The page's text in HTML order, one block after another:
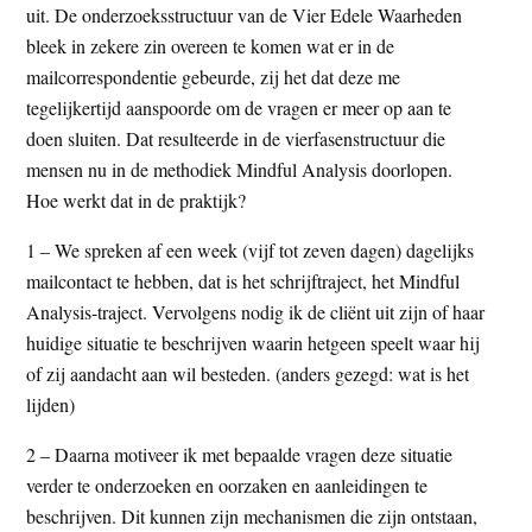
uit. De onderzoeksstructuur van de Vier Edele Waarheden
bleek in zekere zin overeen te komen wat er in de
mailcorrespondentie gebeurde, zij het dat deze me
tegelijkertijd aanspoorde om de vragen er meer op aan te
doen sluiten. Dat resulteerde in de vierfasenstructuur die
mensen nu in de methodiek Mindful Analysis doorlopen.
Hoe werkt dat in de praktijk?
1 – We spreken af een week (vijf tot zeven dagen) dagelijks
mailcontact te hebben, dat is het schrijftraject, het Mindful
Analysis-traject. Vervolgens nodig ik de cliënt uit zijn of haar
huidige situatie te beschrijven waarin hetgeen speelt waar hij
of zij aandacht aan wil besteden. (anders gezegd: wat is het
lijden)
2 – Daarna motiveer ik met bepaalde vragen deze situatie
verder te onderzoeken en oorzaken en aanleidingen te
beschrijven. Dit kunnen zijn mechanismen die zijn ontstaan,